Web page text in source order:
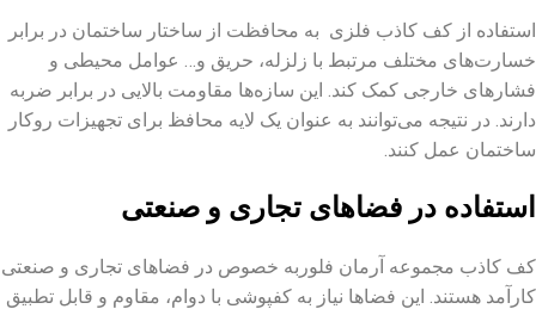
استفاده از کف کاذب فلزی به محافظت از ساختار ساختمان در برابر
خسارت‌های مختلف مرتبط با زلزله، حریق و… عوامل محیطی و
فشارهای خارجی کمک کند. این سازه‌ها مقاومت بالایی در برابر ضربه
دارند. در نتیجه می‌توانند به عنوان یک لایه محافظ برای تجهیزات روکار
ساختمان عمل کنند.
استفاده در فضاهای تجاری و صنعتی
کف کاذب مجموعه آرمان فلوربه خصوص در فضاهای تجاری و صنعتی
کارآمد هستند. این فضاها نیاز به کفپوشی با دوام، مقاوم و قابل تطبیق